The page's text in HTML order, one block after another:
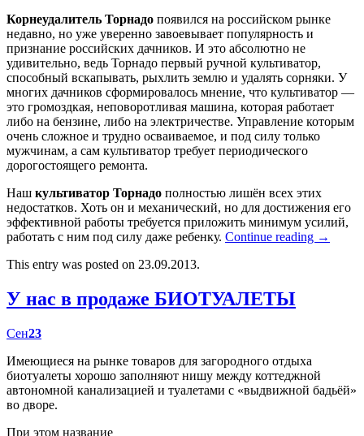
Корнеудалитель Торнадо появился на российском рынке
недавно, но уже уверенно завоевывает популярность и
признание российских дачников. И это абсолютно не
удивительно, ведь Торнадо первый ручной культиватор,
способный вскапывать, рыхлить землю и удалять сорняки. У
многих дачников сформировалось мнение, что культиватор —
это громоздкая, неповоротливая машина, которая работает
либо на бензине, либо на электричестве. Управление которым
очень сложное и трудно осваиваемое, и под силу только
мужчинам, а сам культиватор требует периодического
дорогостоящего ремонта.
Наш культиватор Торнадо полностью лишён всех этих
недостатков. Хоть он и механический, но для достижения его
эффективной работы требуется приложить минимум усилий,
работать с ним под силу даже ребенку. Continue reading →
This entry was posted on 23.09.2013.
У нас в продаже БИОТУАЛЕТЫ
Сен23
Имеющиеся на рынке товаров для загородного отдыха
биотуалеты хорошо заполняют нишу между коттеджной
автономной канализацией и туалетами с «выдвижной бадьёй»
во дворе.
При этом название